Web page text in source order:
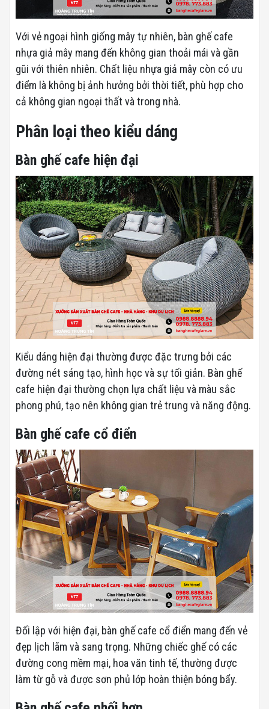
Với vẻ ngoại hình giống mây tự nhiên, bàn ghế cafe
nhựa giả mây mang đến không gian thoải mái và gần
gũi với thiên nhiên. Chất liệu nhựa giả mây còn có ưu
điểm là không bị ảnh hưởng bởi thời tiết, phù hợp cho
cả không gian ngoại thất và trong nhà.
Phân loại theo kiểu dáng
Bàn ghế cafe hiện đại
Kiểu dáng hiện đại thường được đặc trưng bởi các
đường nét sáng tạo, hình học và sự tối giản. Bàn ghế
cafe hiện đại thường chọn lựa chất liệu và màu sắc
phong phú, tạo nên không gian trẻ trung và năng động.
Bàn ghế cafe cổ điển
Đối lập với hiện đại, bàn ghế cafe cổ điển mang đến vẻ
đẹp lịch lãm và sang trọng. Những chiếc ghế có các
đường cong mềm mại, hoa văn tinh tế, thường được
làm từ gỗ và được sơn phủ lớp hoàn thiện bóng bẩy.